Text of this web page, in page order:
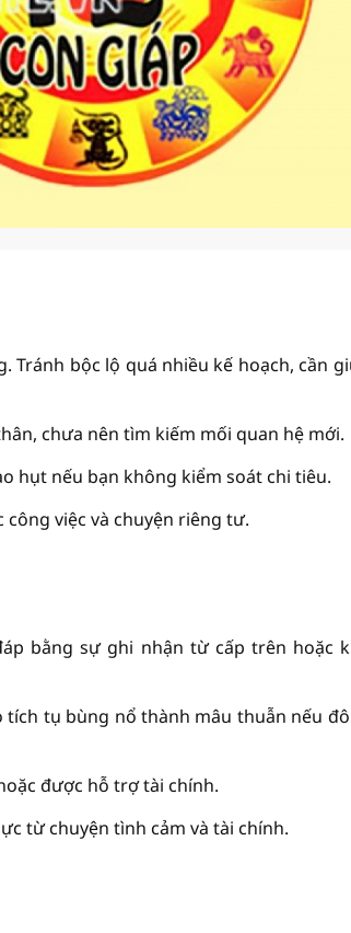
Tránh bộc lộ quá nhiều kế hoạch, cần
chưa nên tìm kiếm mối quan hệ mới.
hụt nếu bạn không kiểm soát chi tiêu.
việc và chuyện riêng tư.
bằng sự ghi nhận từ cấp trên hoặc
tụ bùng nổ thành mâu thuẫn nếu
được hỗ trợ tài chính.
từ chuyện tình cảm và tài chính.